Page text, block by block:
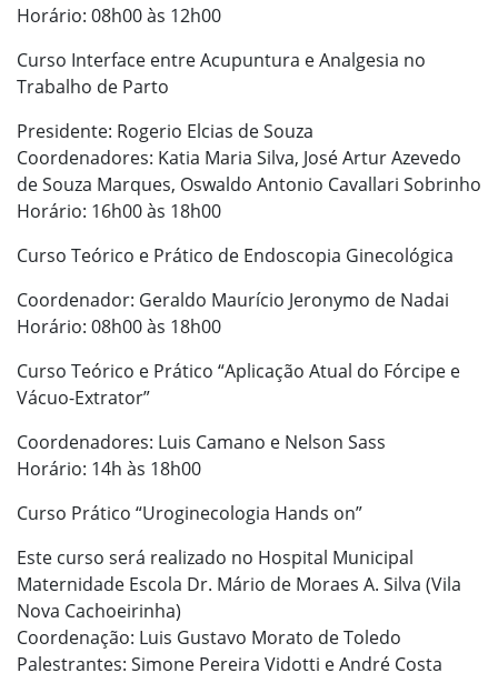
Horário: 08h00 às 12h00
Curso Interface entre Acupuntura e Analgesia no
Trabalho de Parto
Presidente: Rogerio Elcias de Souza
Coordenadores: Katia Maria Silva, José Artur Azevedo
de Souza Marques, Oswaldo Antonio Cavallari Sobrinho
Horário: 16h00 às 18h00
Curso Teórico e Prático de Endoscopia Ginecológica
Coordenador: Geraldo Maurício Jeronymo de Nadai
Horário: 08h00 às 18h00
Curso Teórico e Prático “Aplicação Atual do Fórcipe e
Vácuo-Extrator”
Coordenadores: Luis Camano e Nelson Sass
Horário: 14h às 18h00
Curso Prático “Uroginecologia Hands on”
Este curso será realizado no Hospital Municipal
Maternidade Escola Dr. Mário de Moraes A. Silva (Vila
Nova Cachoeirinha)
Coordenação: Luis Gustavo Morato de Toledo
Palestrantes: Simone Pereira Vidotti e André Costa